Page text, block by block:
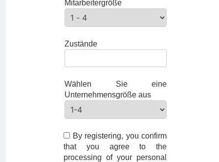
Mitarbeitergröße
Zustände
Wählen Sie eine
Unternehmensgröße aus
By registering, you confirm
that you agree to the
processing of your personal